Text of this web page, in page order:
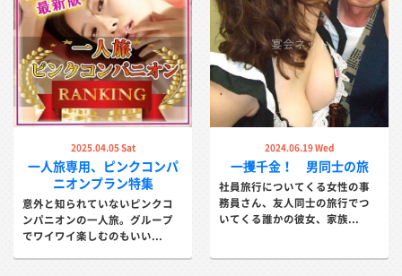
2025.04.05 Sat
一人旅専用、ピンクコンパ
ニオンプラン特集
意外と知られていないピンクコ
ンパニオンの一人旅。グループ
でワイワイ楽しむのもいい...
2024.06.19 Wed
一攫千金！ 男同士の旅
社員旅行についてくる女性の事
務員さん、友人同士の旅行でつ
いてくる誰かの彼女、家族...